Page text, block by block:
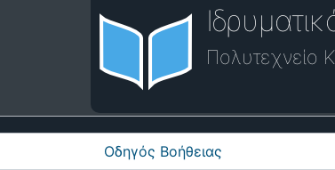
Πολυτεχνείο
Οδηγός Βοήθειας